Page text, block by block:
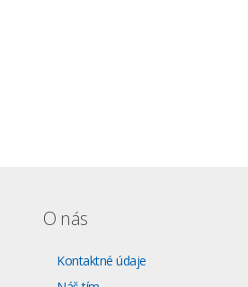
O nás
Kontaktné údaje